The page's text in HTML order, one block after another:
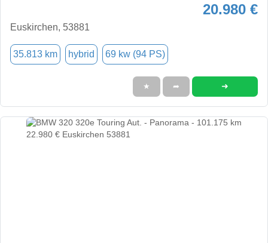
20.980 €
Euskirchen, 53881
35.813 km hybrid 69 kw (94 PS)
★ ➦ ➜